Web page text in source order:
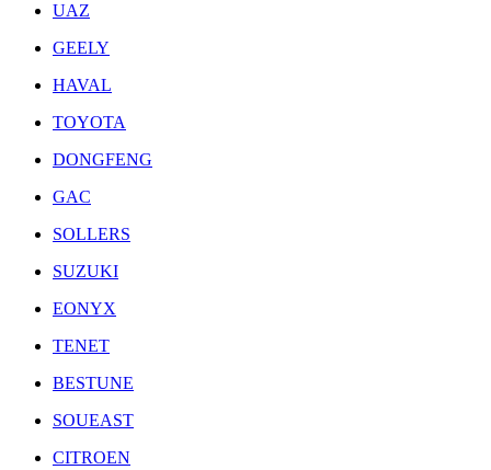
UAZ
GEELY
HAVAL
TOYOTA
DONGFENG
GAC
SOLLERS
SUZUKI
EONYX
TENET
BESTUNE
SOUEAST
CITROEN